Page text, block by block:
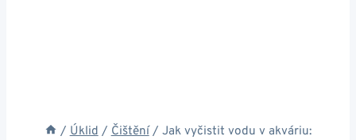
/ Úklid / Čištění / Jak vyčistit vodu v akváriu: